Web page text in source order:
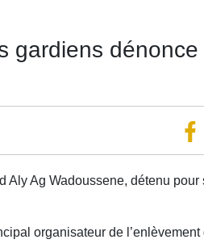
gardiens dénonce
Aly Ag Wadoussene, détenu pour
organisateur de l’enlèvement